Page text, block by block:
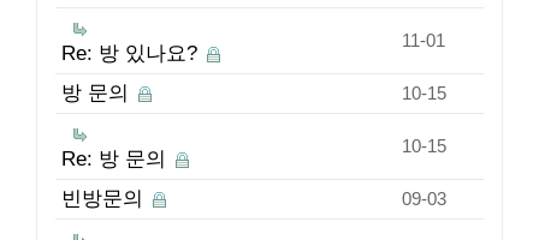
Re: 방 있나요?
11-01
방 문의 10-15
Re: 방 문의
10-15
빈방문의 09-03